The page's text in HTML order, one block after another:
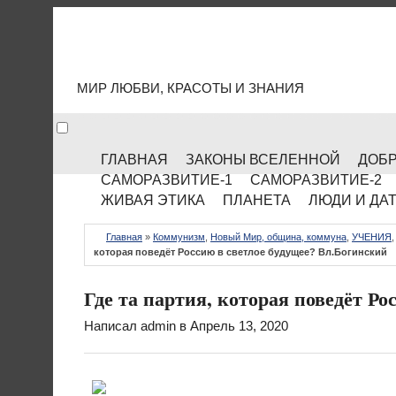
МИР ЛЮБВИ, КРАСОТЫ И ЗНАНИЯ
ГЛАВНАЯ ЗАКОНЫ ВСЕЛЕННОЙ
САМОРАЗВИТИЕ-1
САМОРАЗВИТИЕ-2
ЖИВАЯ ЭТИКА
ПЛАНЕТА ЛЮДИ И
Главная » Коммунизм Новый Мир, община, коммуна УЧЕНИЯ
которая поведёт Россию в светлое будущее? Вл.Богинский
Где та партия, которая поведёт
Написал admin в Апрель 13, 2020